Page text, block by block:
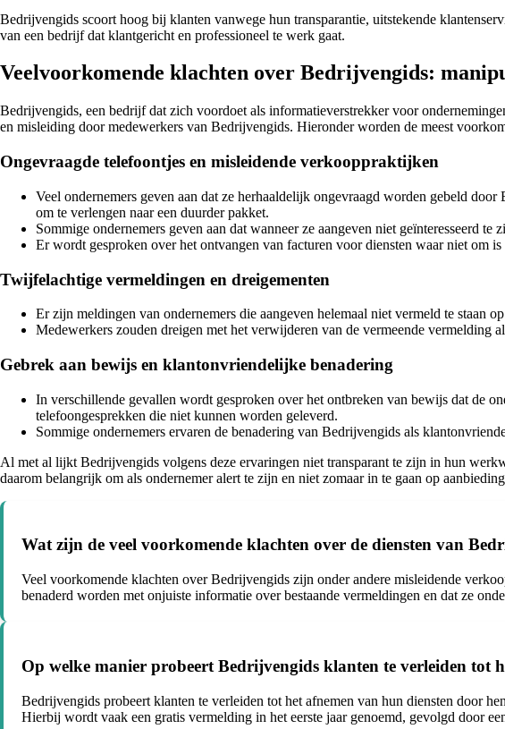
Bedrijvengids scoort hoog bij klanten vanwege hun transparantie, uitstekende
van een bedrijf dat klantgericht en professioneel te werk gaat.
Veelvoorkomende klachten over Bedrijvengids:
Bedrijvengids, een bedrijf dat zich voordoet als informatieverstrekker voor
en misleiding door medewerkers van Bedrijvengids. Hieronder worden de meest
Ongevraagde telefoontjes en misleidende verkooppraktijken
Veel ondernemers geven aan dat ze herhaaldelijk ongevraagd worden gebeld
om te verlengen naar een duurder pakket.
Sommige ondernemers geven aan dat wanneer ze aangeven niet geïnteresseerd
Er wordt gesproken over het ontvangen van facturen voor diensten waar niet om
Twijfelachtige vermeldingen en dreigementen
Er zijn meldingen van ondernemers die aangeven helemaal niet vermeld te
Medewerkers zouden dreigen met het verwijderen van de vermeende vermelding
Gebrek aan bewijs en klantonvriendelijke benadering
In verschillende gevallen wordt gesproken over het ontbreken van bewijs dat de
telefoongesprekken die niet kunnen worden geleverd.
Sommige ondernemers ervaren de benadering van Bedrijvengids als
Al met al lijkt Bedrijvengids volgens deze ervaringen niet transparant te zijn in hun
daarom belangrijk om als ondernemer alert te zijn en niet zomaar in te gaan op
Wat zijn de veel voorkomende klachten over de diensten van
Veel voorkomende klachten over Bedrijvengids zijn onder andere misleidende
benaderd worden met onjuiste informatie over bestaande vermeldingen en dat ze
Op welke manier probeert Bedrijvengids klanten te verleiden tot
Bedrijvengids probeert klanten te verleiden tot het afnemen van hun diensten door
Hierbij wordt vaak een gratis vermelding in het eerste jaar genoemd, gevolgd door